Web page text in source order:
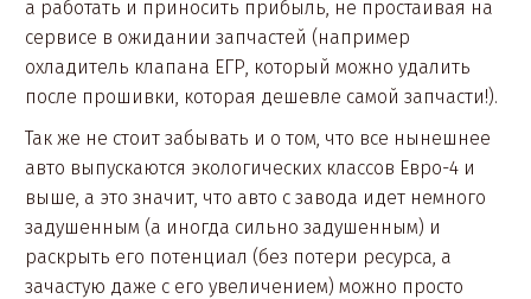
а работать и приносить прибыль, не простаивая на
сервисе в ожидании запчастей (например
охладитель клапана ЕГР, который можно удалить
после прошивки, которая дешевле самой запчасти!).
Так же не стоит забывать и о том, что все нынешнее
авто выпускаются экологических классов Евро-4 и
выше, а это значит, что авто с завода идет немного
задушенным (а иногда сильно задушенным) и
раскрыть его потенциал (без потери ресурса, а
зачастую даже с его увеличением) можно просто